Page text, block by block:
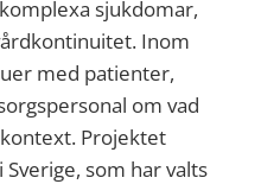
sjukdomar,
Inom
med patienter,
om vad
Projektet
som har valts